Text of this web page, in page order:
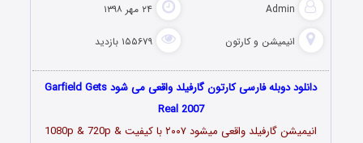
Admin ۲۴ مهر ۱۳۹۸
انیمیشن و کارتون ۱۵۵۶۷۹ بازدید
دانلود دوبله فارسی کارتون گارفیلد واقعی می شود Garfield Gets
Real 2007
انیمیشن گارفیلد واقعی میشود ۲۰۰۷ با کیفیت 1080p & 720p &